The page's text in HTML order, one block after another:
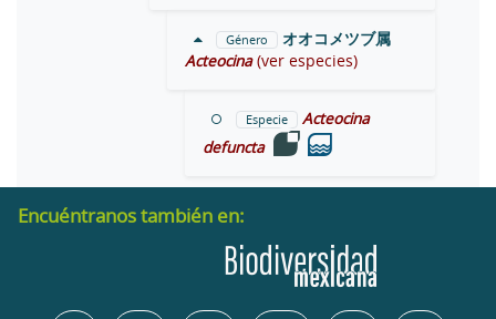
Género
オオコメツブ属
Acteocina (ver especies)
Especie
Acteocina
defuncta
Encuéntranos también en: